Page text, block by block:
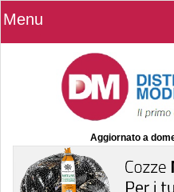
Menu
Aggiornato a